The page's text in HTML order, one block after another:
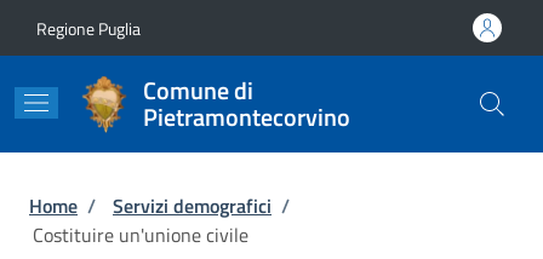
Regione Puglia
Comune di
Pietramontecorvino
Briciole di pane
Home / Servizi demografici /
Costituire un'unione civile